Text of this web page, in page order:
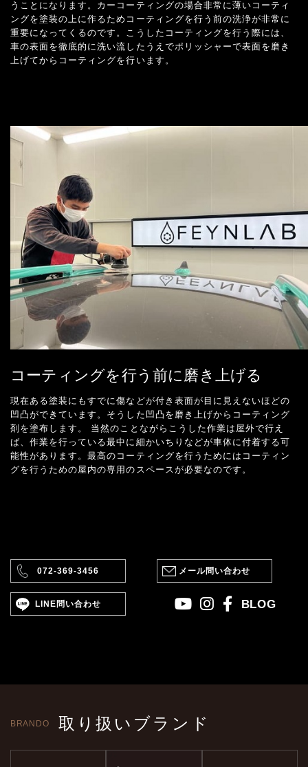
うことになります。カーコーティングの場合非常に薄いコーティ
ングを塗装の上に作るためコーティングを行う前の洗浄が非常に
重要になってくるのです。こうしたコーティングを行う際には、
車の表面を徹底的に洗い流したうえでポリッシャーで表面を磨き
上げてからコーティングを行います。
コーティングを行う前に磨き上げる
現在ある塗装にもすでに傷などが付き表面が目に見えないほどの
凹凸ができています。そうした凹凸を磨き上げからコーティング
剤を塗布します。 当然のことながらこうした作業は屋外で行え
ば、作業を行っている最中に細かいちりなどが車体に付着する可
能性があります。最高のコーティングを行うためにはコーティン
グを行うための屋内の専用のスペースが必要なのです。
072-369-3456 メール問い合わせ
LINE問い合わせ BLOG
BRANDO 取り扱いブランド